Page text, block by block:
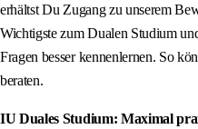
erhältst Du Zugang zu unserem
Wichtigste zum Dualen Studium
Fragen besser kennenlernen. So
beraten.
IU Duales Studium: Maximal